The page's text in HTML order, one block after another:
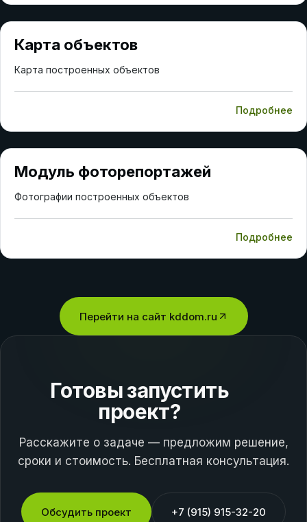
Карта объектов
Карта построенных объектов
Подробнее
Модуль фоторепортажей
Фотографии построенных объектов
Подробнее
Перейти на сайт kddom.ru
Готовы запустить
проект?
Расскажите о задаче — предложим решение,
сроки и стоимость. Бесплатная консультация.
Обсудить проект +7 (915) 915-32-20